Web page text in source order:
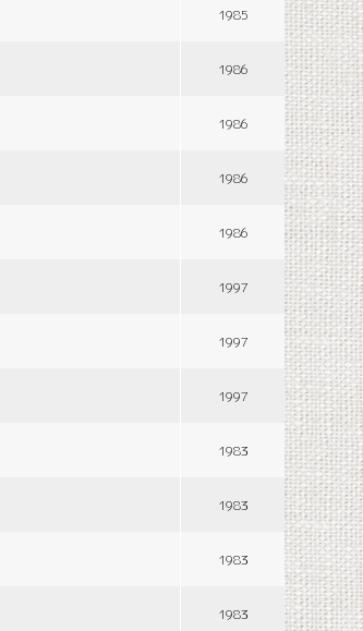
1985
1986
1986
1986
1986
1997
1997
1997
1983
1983
1983
1983